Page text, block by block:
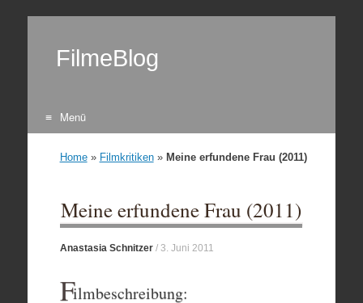
FilmeBlog
Menü
Home» Filmkritiken» Meine erfundene Frau (2011)
Meine erfundene Frau (2011)
Anastasia Schnitzer/ 3. Juni 2011
Filmbeschreibung: